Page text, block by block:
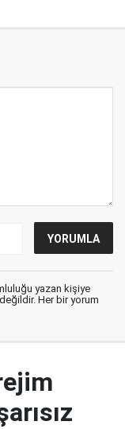
yazan kişiye
Her bir yorum